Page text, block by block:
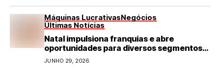
Máquinas LucrativasNegócios
Últimas Notícias
Natal impulsiona franquias e abre
oportunidades para diversos segmentos
do varejo
JUNHO 29, 2026